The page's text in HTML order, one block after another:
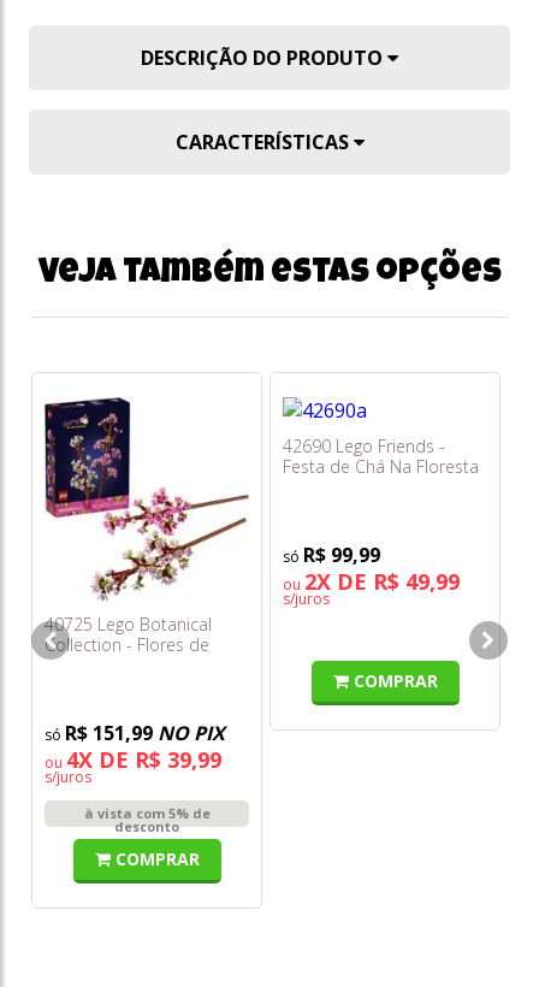
DESCRIÇÃO DO PRODUTO
CARACTERÍSTICAS
Veja também estas opções
40725 Lego Botanical
Collection - Flores de
Cerejeira
R$ 151,99 NO PIX
ou 4X DE R$ 39,99
s/juros
à vista com 5% de
desconto
COMPRAR
42690 Lego Friends -
Festa de Chá Na Floresta
R$ 99,99
ou 2X DE R$ 49,99
s/juros
COMPRAR